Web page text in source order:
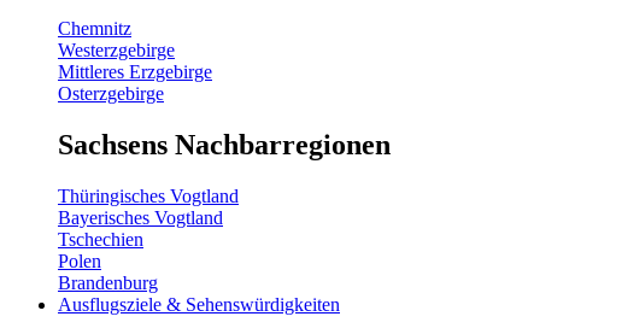
Chemnitz
Westerzgebirge
Mittleres Erzgebirge
Osterzgebirge
Sachsens Nachbarregionen
Thüringisches Vogtland
Bayerisches Vogtland
Tschechien
Polen
Brandenburg
Ausflugsziele & Sehenswürdigkeiten